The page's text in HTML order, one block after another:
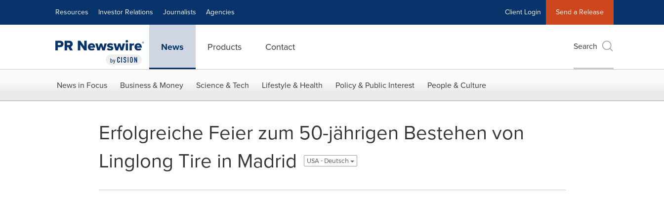
Resources Investor Relations Journalists Agencies Client Login Send a Release
News Products Contact Search
News in Focus Business & Money Science & Tech Lifestyle & Health Policy & Public Interest People & Culture
Erfolgreiche Feier zum 50-jährigen Bestehen von
Linglong Tire in Madrid
USA - Deutsch